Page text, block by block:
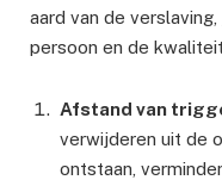
aard van de
persoon en de
Afstand van
verwijderen uit de
ontstaan,